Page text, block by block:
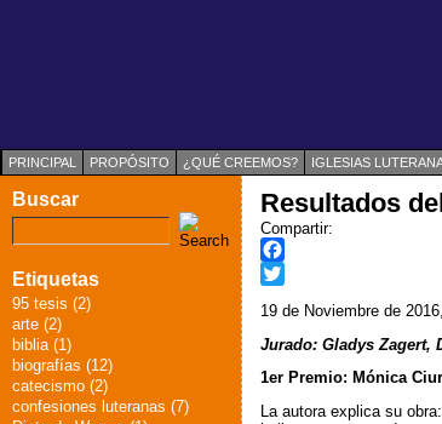
PRINCIPAL PROPÓSITO ¿QUÉ CREEMOS? IGLESIAS
Buscar
Etiquetas
95 tesis (2)
arte (2)
biblia (1)
biografías (12)
catecismo (2)
confesiones luteranas (7)
Resultados
Compartir:
F
c
e
b
o
w
i
t
e
19 de Noviembre de
Jurado: Gladys Zagert,
1er Premio: Mónica
La autora explica su